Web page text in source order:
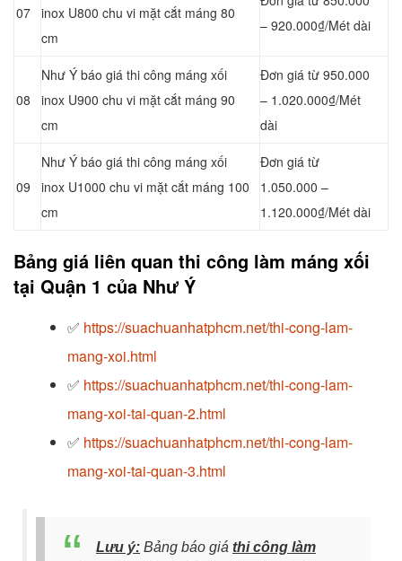
07
inox U800 chu vi mặt cắt máng 80
cm
– 920.000₫/Mét dài
08
Như Ý báo giá thi công máng xối
inox U900 chu vi mặt cắt máng 90
cm
Đơn giá từ 950.000
– 1.020.000₫/Mét
dài
09
Như Ý báo giá thi công máng xối
inox U1000 chu vi mặt cắt máng 100
cm
Đơn giá từ
1.050.000 –
1.120.000₫/Mét dài
Bảng giá liên quan thi công làm máng xối
tại Quận 1 của Như Ý
✅ https://suachuanhatphcm.net/thi-cong-lam-
mang-xoi.html
✅ https://suachuanhatphcm.net/thi-cong-lam-
mang-xoi-tai-quan-2.html
✅ https://suachuanhatphcm.net/thi-cong-lam-
mang-xoi-tai-quan-3.html
Lưu ý: Bảng báo giá thi công làm